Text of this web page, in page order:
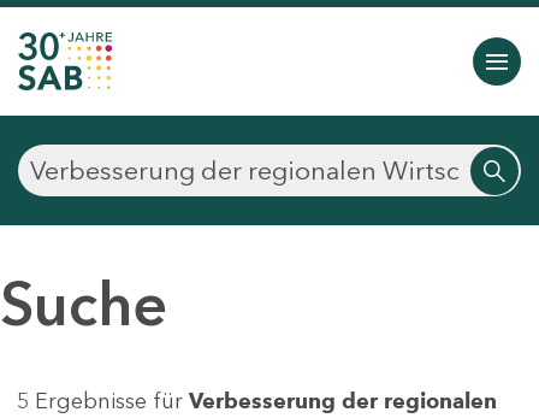
Suche
5 Ergebnisse für Verbesserung der regionalen